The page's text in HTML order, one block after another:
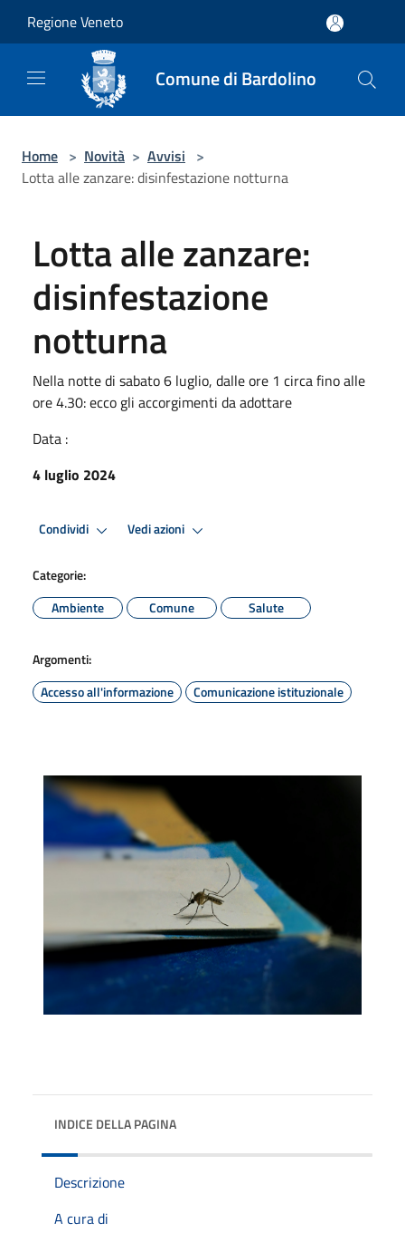
Regione Veneto
Comune di Bardolino
Home > Novità > Avvisi >
Lotta alle zanzare: disinfestazione notturna
Lotta alle zanzare:
disinfestazione
notturna
Nella notte di sabato 6 luglio, dalle ore 1 circa fino alle
ore 4.30: ecco gli accorgimenti da adottare
Data :
4 luglio 2024
Condividi Vedi azioni
Categorie:
Ambiente
Comune Salute
Argomenti:
Accesso all'informazione
Comunicazione istituzionale
INDICE DELLA PAGINA
Descrizione
A cura di